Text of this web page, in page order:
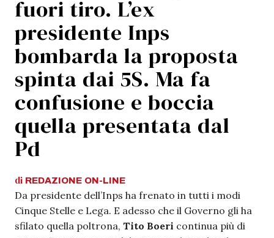
fuori tiro. L’ex
presidente Inps
bombarda la proposta
spinta dai 5S. Ma fa
confusione e boccia
quella presentata dal
Pd
di REDAZIONE ON-LINE
Da presidente dell’Inps ha frenato in tutti i modi
Cinque Stelle e Lega. E adesso che il Governo gli ha
sfilato quella poltrona, Tito Boeri continua più di